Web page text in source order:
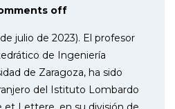
off
julio de 2023). El profesor
de Ingeniería
de Zaragoza, ha sido
del Istituto Lombardo